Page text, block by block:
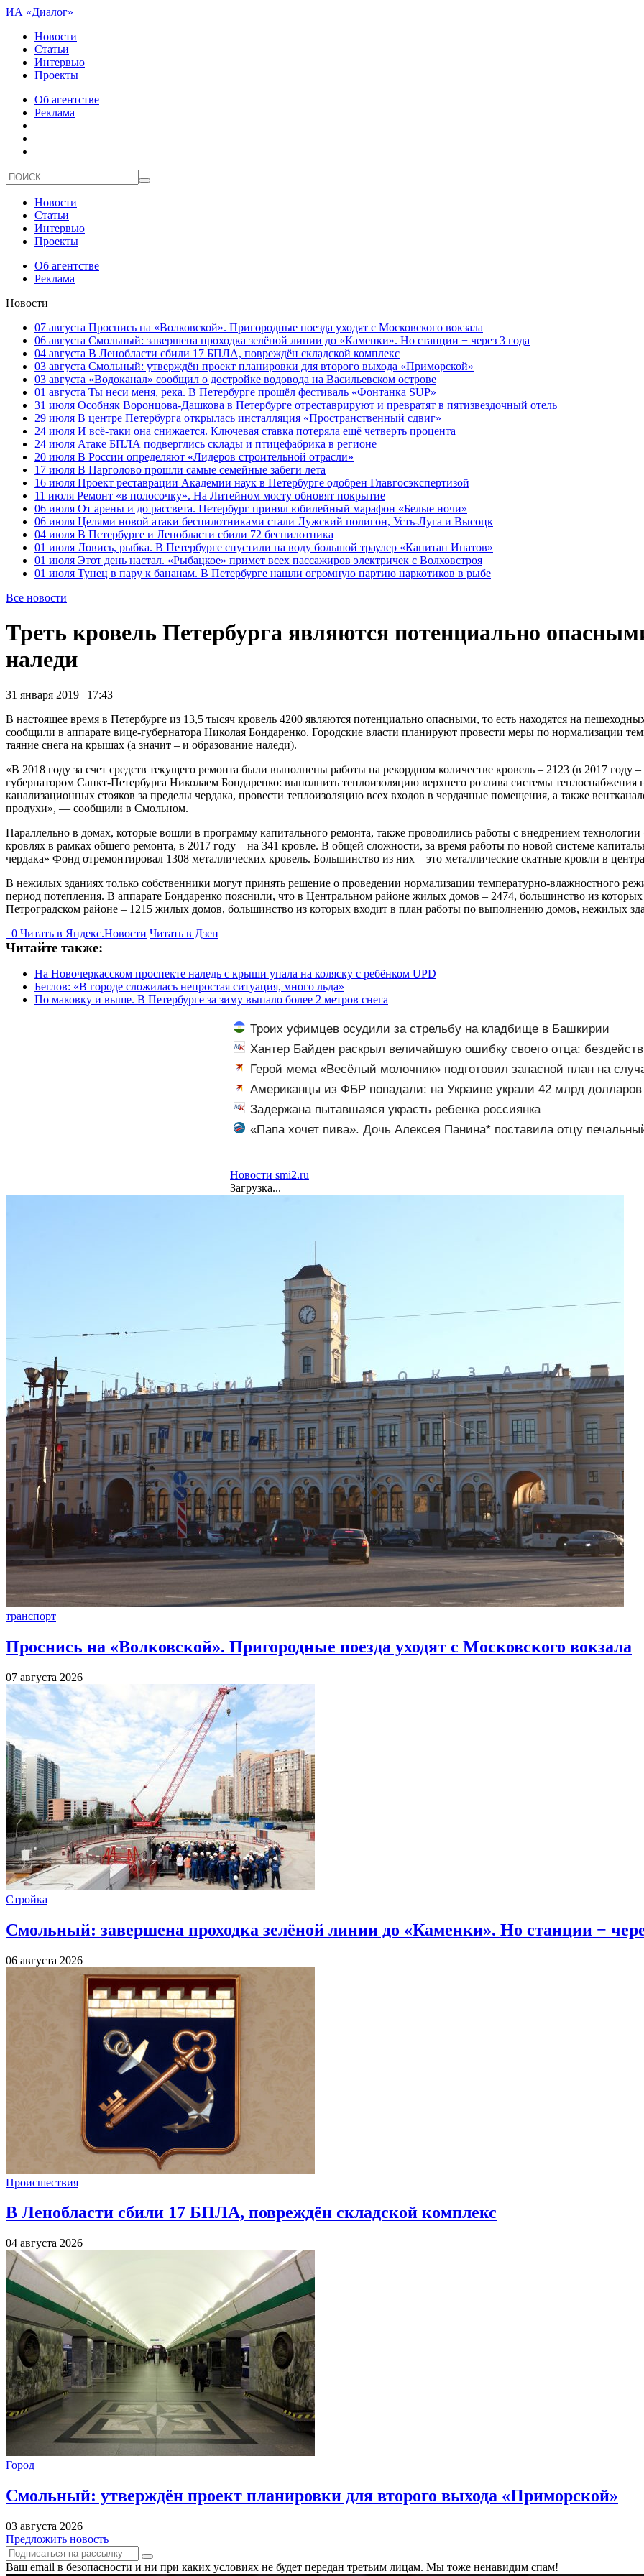
ИА «Диалог»
Новости
Статьи
Интервью
Проекты
Об агентстве
Реклама
Новости
Статьи
Интервью
Проекты
Об агентстве
Реклама
Новости
07 августа Проснись на «Волковской». Пригородные поезда уходят с Московского вокзала
06 августа Смольный: завершена проходка зелёной линии до «Каменки». Но станции − через 3 года
04 августа В Ленобласти сбили 17 БПЛА, повреждён складской комплекс
03 августа Смольный: утверждён проект планировки для второго выхода «Приморской»
03 августа «Водоканал» сообщил о достройке водовода на Васильевском острове
01 августа Ты неси меня, река. В Петербурге прошёл фестиваль «Фонтанка SUP»
31 июля Особняк Воронцова-Дашкова в Петербурге отреставрируют и превратят в пятизвездочный отель
29 июля В центре Петербурга открылась инсталляция «Пространственный сдвиг»
24 июля И всё-таки она снижается. Ключевая ставка потеряла ещё четверть процента
24 июля Атаке БПЛА подверглись склады и птицефабрика в регионе
20 июля В России определяют «Лидеров строительной отрасли»
17 июля В Парголово прошли самые семейные забеги лета
16 июля Проект реставрации Академии наук в Петербурге одобрен Главгосэкспертизой
11 июля Ремонт «в полосочку». На Литейном мосту обновят покрытие
06 июля От арены и до рассвета. Петербург принял юбилейный марафон «Белые ночи»
06 июля Целями новой атаки беспилотниками стали Лужский полигон, Усть-Луга и Высоцк
04 июля В Петербурге и Ленобласти сбили 72 беспилотника
01 июля Ловись, рыбка. В Петербурге спустили на воду большой траулер «Капитан Ипатов»
01 июля Этот день настал. «Рыбацкое» примет всех пассажиров электричек с Волховстроя
01 июля Тунец в пару к бананам. В Петербурге нашли огромную партию наркотиков в рыбе
Все новости
Треть кровель Петербурга являются потенциально
наледи
31 января 2019 | 17:43
В настоящее время в Петербурге из 13,5 тысяч кровель 4200 являются потенциально опасными, то есть находятся на
сообщили в аппарате вице-губернатора Николая Бондаренко. Городские власти планируют провести меры по нормализации
таяние снега на крышах (а значит – и образование наледи).
«В 2018 году за счет средств текущего ремонта были выполнены работы на рекордном количестве кровель – 2123 (в 2017
губернатором Санкт-Петербурга Николаем Бондаренко: выполнить теплоизоляцию верхнего розлива системы
канализационных стояков за пределы чердака, провести теплоизоляцию всех входов в чердачные помещения, а также
продухи», — сообщили в Смольном.
Параллельно в домах, которые вошли в программу капитального ремонта, также проводились работы с внедрением
кровлях в рамках общего ремонта, в 2017 году – на 341 кровле. В общей сложности, за время работы по новой системе
чердака» Фонд отремонтировал 1308 металлических кровель. Большинство из них – это металлические скатные кровли в
В нежилых зданиях только собственники могут принять решение о проведении нормализации температурно-влажностного
период потепления. В аппарате Бондаренко пояснили, что в Центральном районе жилых домов – 2474, большинство из
Петроградском районе – 1215 жилых домов, большинство из которых входит в план работы по выполнению домов, нежилых
0 Читать в Яндекс.Новости Читать в Дзен
Читайте также:
На Новочеркасском проспекте наледь с крыши упала на коляску с ребёнком UPD
Беглов: «В городе сложилась непростая ситуация, много льда»
По маковку и выше. В Петербурге за зиму выпало более 2 метров снега
Троих уфимцев осудили за стрельбу на кладбище в Башкирии
Хантер Байден раскрыл величайшую ошибку своего отца:
Трампа
Герой мема «Весёлый молочник» подготовил запасной план на
его семьи из РФ
Американцы из ФБР попадали: на Украине украли 42 млрд
Задержана пытавшаяся украсть ребенка россиянка
«Папа хочет пива». Дочь Алексея Панина* поставила отцу
Новости smi2.ru
Загрузка...
транспорт
Проснись на «Волковской». Пригородные поезда уходят с Московского вокзала
07 августа 2026
Стройка
Смольный: завершена проходка зелёной линии до «Каменки». Но станции −
06 августа 2026
Происшествия
В Ленобласти сбили 17 БПЛА, повреждён складской комплекс
04 августа 2026
Город
Смольный: утверждён проект планировки для второго выхода «Приморской»
03 августа 2026
Предложить новость
Ваш email в безопасности и ни при каких условиях не будет передан третьим лицам. Мы тоже ненавидим спам!